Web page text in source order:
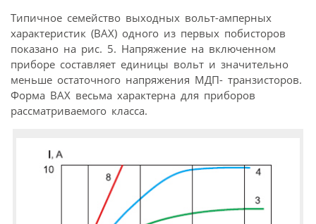
Типичное семейство выходных вольт-амперных
характеристик (ВАХ) одного из первых побисторов
показано на рис. 5. Напряжение на включенном
приборе составляет единицы вольт и значительно
меньше остаточного напряжения МДП- транзисторов.
Форма ВАХ весьма характерна для приборов
рассматриваемого класса.